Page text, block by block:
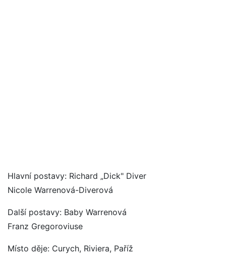
Hlavní postavy: Richard „Dick" Diver
Nicole Warrenová-Diverová
Další postavy: Baby Warrenová
Franz Gregoroviuse
Místo děje: Curych, Riviera, Paříž